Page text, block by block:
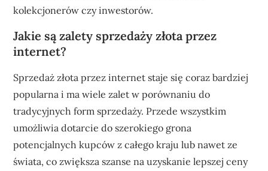
kolekcjonerów czy inwestorów.
Jakie są zalety sprzedaży złota przez
internet?
Sprzedaż złota przez internet staje się coraz bardziej
popularna i ma wiele zalet w porównaniu do
tradycyjnych form sprzedaży. Przede wszystkim
umożliwia dotarcie do szerokiego grona
potencjalnych kupców z całego kraju lub nawet ze
świata, co zwiększa szanse na uzyskanie lepszej ceny